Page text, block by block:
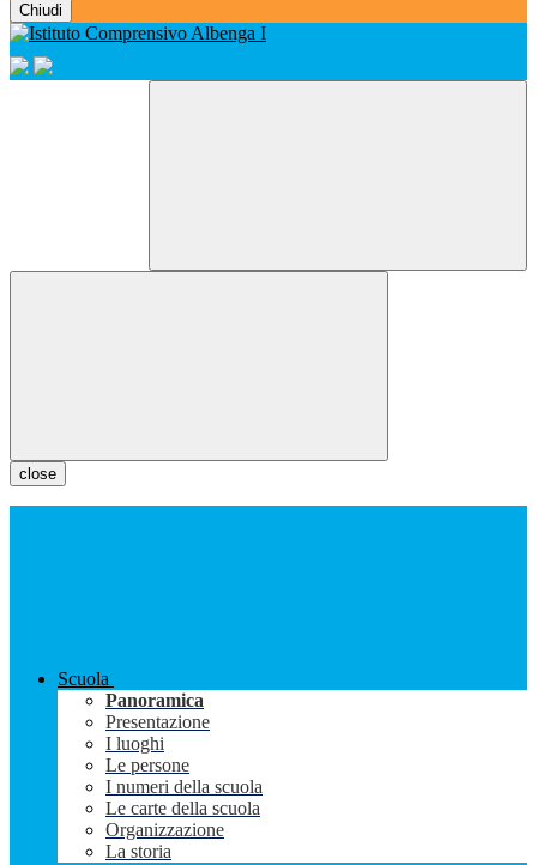
Chiudi
close
Scuola
Panoramica
Presentazione
I luoghi
Le persone
I numeri della scuola
Le carte della scuola
Organizzazione
La storia